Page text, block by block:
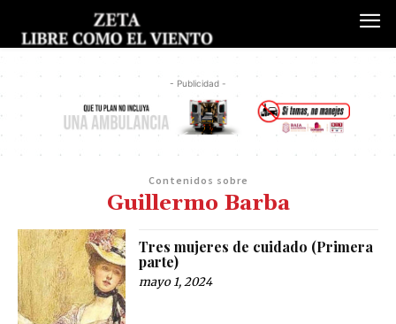
- Publicidad -
Contenidos sobre
Guillermo Barba
Tres mujeres de cuidado (Primera
parte)
mayo 1, 2024